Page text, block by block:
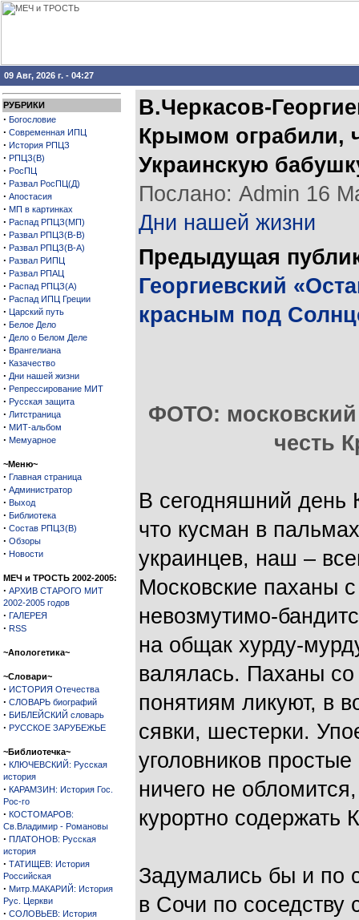
09 Авг, 2026 г. - 04:27
РУБРИКИ
· Богословие
· Современная ИПЦ
· История РПЦЗ
· РПЦЗ(В)
· РосПЦ
· Развал РосПЦ(Д)
· Апостасия
· МП в картинках
· Распад РПЦЗ(МП)
· Развал РПЦЗ(В-В)
· Развал РПЦЗ(В-А)
· Развал РИПЦ
· Развал РПАЦ
· Распад РПЦЗ(А)
· Распад ИПЦ Греции
· Царский путь
· Белое Дело
· Дело о Белом Деле
· Врангелиана
· Казачество
· Дни нашей жизни
· Репрессирование МИТ
· Русская защита
· Литстраница
· МИТ-альбом
· Мемуарное
~Меню~
· Главная страница
· Администратор
· Выход
· Библиотека
· Состав РПЦЗ(В)
· Обзоры
· Новости
МЕЧ и ТРОСТЬ 2002-2005:
· АРХИВ СТАРОГО МИТ
2002-2005 годов
· ГАЛЕРЕЯ
· RSS
~Апологетика~
~Словари~
· ИСТОРИЯ Отечества
· СЛОВАРЬ биографий
· БИБЛЕЙСКИЙ словарь
· РУССКОЕ ЗАРУБЕЖЬЕ
~Библиотечка~
· КЛЮЧЕВСКИЙ: Русская
история
· КАРАМЗИН: История Гос.
Рос-го
· КОСТОМАРОВ:
Св.Владимир - Романовы
· ПЛАТОНОВ: Русская
история
· ТАТИЩЕВ: История
Российская
· Митр.МАКАРИЙ: История
Рус. Церкви
· СОЛОВЬЕВ: История
В.Черкасов-
Крымом ограбили,
Украинскую
Послано: Admin 16
Дни нашей жизни
Предыдущая
Георгиевский
красным под
ФОТО: московский
честь
В сегодняшний день
что кусман в
украинцев, наш –
Московские паханы
невозмутимо-
на общак хурду-
валялась. Паханы
понятиям ликуют, в
сявки, шестерки.
уголовников
ничего не
курортно содержать
Задумались бы и по
в Сочи по